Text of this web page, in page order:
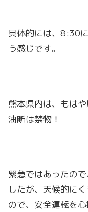
具体的には、8:30
う感じです。
熊本県内は、もは
油断は禁物！
緊急ではあったの
したが、天候的に
ので、安全運転を